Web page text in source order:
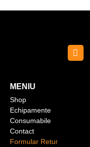
MENIU
Shop
Echipamente
Consumabile
Contact
Formular Retur